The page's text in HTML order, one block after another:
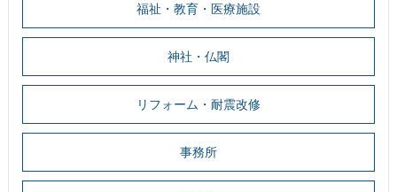
福祉・教育・医療施設
神社・仏閣
リフォーム・耐震改修
事務所